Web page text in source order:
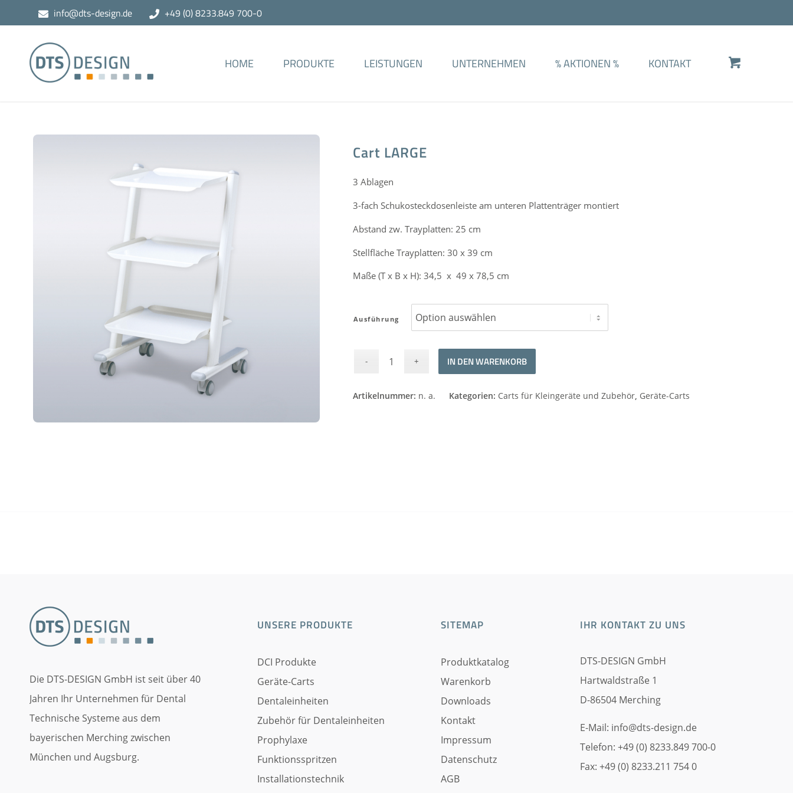
info@dts-design.de +49 (0) 8233.849 700-0
HOME PRODUKTE LEISTUNGEN UNTERNEHMEN %AKTIONEN% KONTAKT
Cart LARGE
3 Ablagen
3-fach Schukosteckdosenleiste am unteren Plattenträger montiert
Abstand zw. Trayplatten: 25 cm
Stellfläche Trayplatten: 30 x 39 cm
Maße (T x B x H): 34,5 x 49 x 78,5 cm
Ausführung
IN DEN WARENKORB
Alternative:
Artikelnummer: n. a. Kategorien: Carts für Kleingeräte und Zubehör, Geräte-Carts
Die DTS-DESIGN GmbH ist seit über 40
Jahren Ihr Unternehmen für Dental
Technische Systeme aus dem
bayerischen Merching zwischen
München und Augsburg.
UNSERE PRODUKTE
DCI Produkte
Geräte-Carts
Dentaleinheiten
Zubehör für Dentaleinheiten
Prophylaxe
Funktionsspritzen
Installationstechnik
SITEMAP
Produktkatalog
Warenkorb
Downloads
Kontakt
Impressum
Datenschutz
AGB
IHR KONTAKT ZU UNS
DTS-DESIGN GmbH
Hartwaldstraße 1
D-86504 Merching
E-Mail: info@dts-design.de
Telefon: +49 (0) 8233.849 700-0
Fax: +49 (0) 8233.211 754 0